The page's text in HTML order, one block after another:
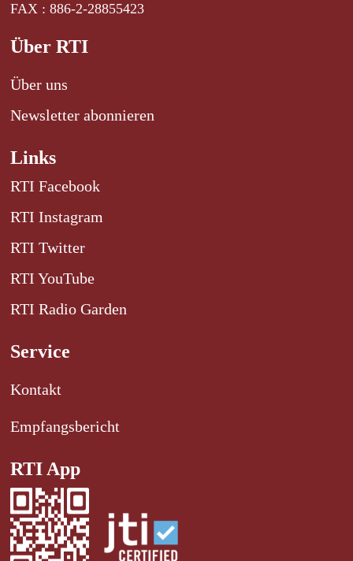
FAX : 886-2-28855423
Über RTI
Über uns
Newsletter abonnieren
Links
RTI Facebook
RTI Instagram
RTI Twitter
RTI YouTube
RTI Radio Garden
Service
Kontakt
Empfangsbericht
RTI App